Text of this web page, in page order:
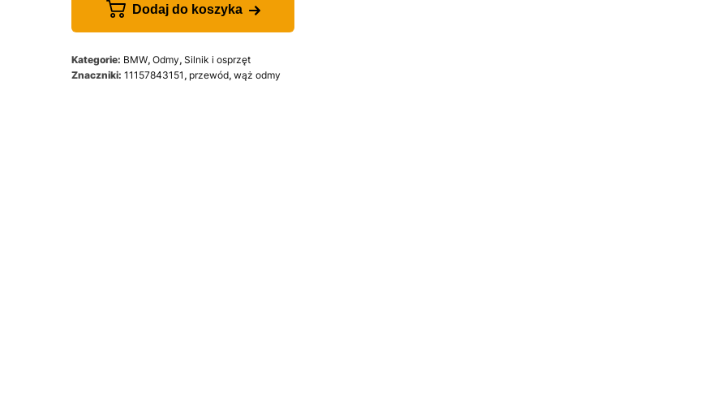
Dodaj do koszyka
Kategorie: BMW, Odmy, Silnik i osprzęt
Znaczniki: 11157843151 , przewód, wąż odmy